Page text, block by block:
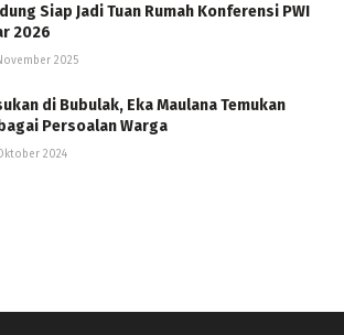
Siap Jadi Tuan Rumah Konferensi PWI
2026
2025
di Bubulak, Eka Maulana Temukan
Persoalan Warga
2024